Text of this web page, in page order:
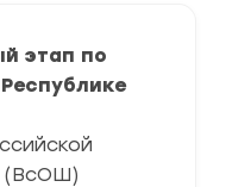
этап по
(ВсОШ)